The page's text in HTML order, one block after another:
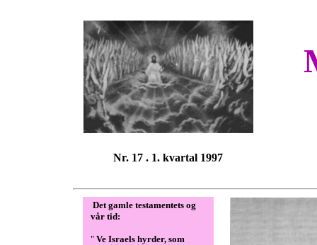
Nr. 17 . 1. kvartal 1997
Det gamle testamentets og
vår tid:
" Ve Israels hyrder, som